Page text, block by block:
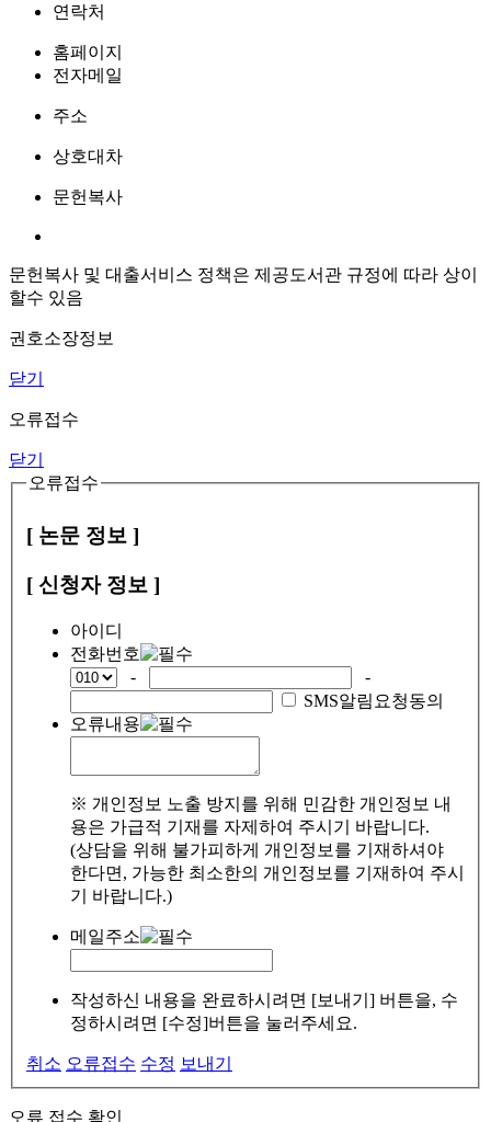
연락처
홈페이지
전자메일
주소
상호대차
문헌복사
문헌복사 및 대출서비스 정책은 제공도서관 규정에 따라 상이
할수 있음
권호소장정보
닫기
오류접수
닫기
오류접수
[ 논문 정보 ]
[ 신청자 정보 ]
아이디
전화번호
-
-
SMS알림요청동의
오류내용
※ 개인정보 노출 방지를 위해 민감한 개인정보 내
용은 가급적 기재를 자제하여 주시기 바랍니다.
(상담을 위해 불가피하게 개인정보를 기재하셔야
한다면, 가능한 최소한의 개인정보를 기재하여 주시
기 바랍니다.)
메일주소
작성하신 내용을 완료하시려면 [보내기] 버튼을, 수
정하시려면 [수정]버튼을 눌러주세요.
취소 오류접수 수정 보내기
오류 접수 확인